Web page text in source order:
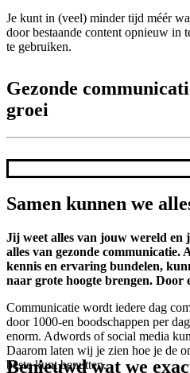
Je kunt in (veel) minder tijd méér
door bestaande content opnieuw in
te gebruiken.
Gezonde
groei
Samen kunnen we
Jij weet alles van jouw wereld en
alles van gezonde communicatie.
kennis en ervaring bundelen,
naar grote hoogte brengen. Door
Communicatie wordt iedere dag
door 1000-en boodschappen per
enorm. Adwords of social media
Daarom laten wij je zien hoe je de
beste kunt benutten.
Benieuwd wat we